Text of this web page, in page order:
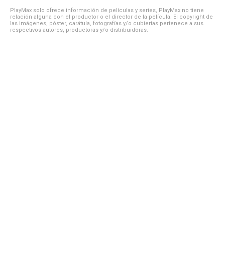
PlayMax solo ofrece información de películas y series, PlayMax no tiene
relación alguna con el productor o el director de la película. El copyright de
las imágenes, póster, carátula, fotografías y/o cubiertas pertenece a sus
respectivos autores, productoras y/o distribuidoras.